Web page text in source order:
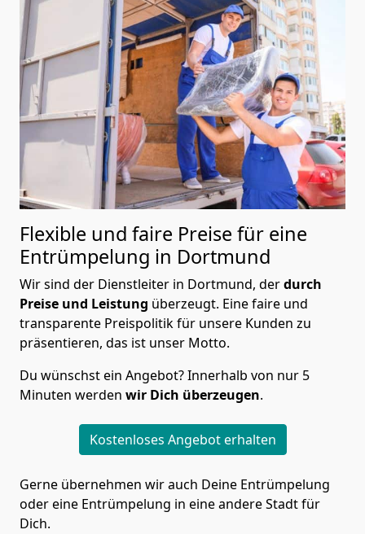
Flexible und faire Preise für eine
Entrümpelung in Dortmund
Wir sind der Dienstleiter in Dortmund, derdurch
Preise und Leistung überzeugt. Eine faire und
transparente Preispolitik für unsere Kunden zu
präsentieren, das ist unser Motto.
Du wünschst ein Angebot? Innerhalb von nur 5
Minuten werden wir Dich überzeugen.
Kostenloses Angebot erhalten
Gerne übernehmen wir auch Deine Entrümpelung
oder eine Entrümpelung in eine andere Stadt für
Dich.